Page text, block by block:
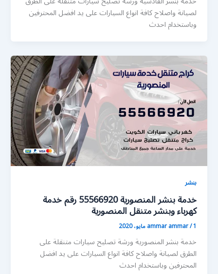
لصيانة واصلاح كافة انواع السيارات على يد افضل المحترفين
وباستخدام احدث
بنشر
خدمة بنشر المنصورية 55566920 رقم خدمة
كهرباء وبنشر متنقل المنصورية
ammar ammar/1 مايو، 2020
خدمة بنشر المنصورية ورشة تصليح سيارات متنقلة على
الطرق لصيانة واصلاح كافة انواع السيارات على يد افضل
المحترفين وباستخدام احدث